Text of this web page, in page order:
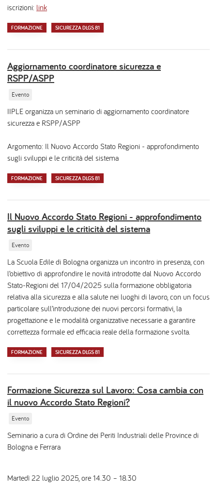
iscrizioni: link
FORMAZIONE SICUREZZA DLGS 81
Aggiornamento coordinatore sicurezza e
RSPP/ASPP
Evento
IIPLE organizza un seminario di aggiornamento coordinatore
sicurezza e RSPP/ASPP
Argomento: Il Nuovo Accordo Stato Regioni - approfondimento
sugli sviluppi e le criticità del sistema
FORMAZIONE SICUREZZA DLGS 81
Il Nuovo Accordo Stato Regioni - approfondimento
sugli sviluppi e le criticità del sistema
Evento
La Scuola Edile di Bologna organizza un incontro in presenza, con
l’obiettivo di approfondire le novità introdotte dal Nuovo Accordo
Stato-Regioni del 17/04/2025 sulla formazione obbligatoria
relativa alla sicurezza e alla salute nei luoghi di lavoro, con un focus
particolare sull’introduzione dei nuovi percorsi formativi, la
progettazione e le modalità organizzative necessarie a garantire
correttezza formale ed efficacia reale della formazione svolta.
FORMAZIONE SICUREZZA DLGS 81
Formazione Sicurezza sul Lavoro: Cosa cambia con
il nuovo Accordo Stato Regioni?
Evento
Seminario a cura di Ordine dei Periti Industriali delle Province di
Bologna e Ferrara
Martedì 22 luglio 2025, ore 14.30 – 18.30